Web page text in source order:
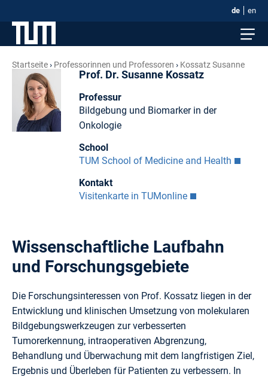
de en
Startseite Professorinnen und Professoren Kossatz Susanne
Prof. Dr. Susanne Kossatz
Professur
Bildgebung und Biomarker in der
Onkologie
School
TUM School of Medicine and Health
Kontakt
Visitenkarte in TUMonline
Wissenschaftliche Laufbahn
und Forschungsgebiete
Die Forschungsinteressen von Prof. Kossatz liegen in der
Entwicklung und klinischen Umsetzung von molekularen
Bildgebungswerkzeugen zur verbesserten
Tumorerkennung, intraoperativen Abgrenzung,
Behandlung und Überwachung mit dem langfristigen Ziel,
Ergebnis und Überleben für Patienten zu verbessern. In